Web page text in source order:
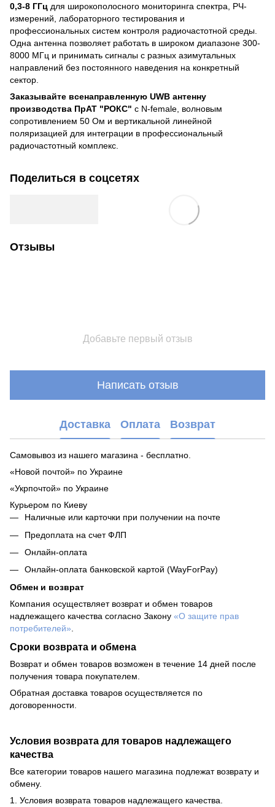
0,3-8 ГГц для широкополосного мониторинга спектра, РЧ-
измерений, лабораторного тестирования и
профессиональных систем контроля радиочастотной среды.
Одна антенна позволяет работать в широком диапазоне 300-
8000 МГц и принимать сигналы с разных азимутальных
направлений без постоянного наведения на конкретный
сектор.
Заказывайте всенаправленную UWB антенну
производства ПрАТ "РОКС" с N-female, волновым
сопротивлением 50 Ом и вертикальной линейной
поляризацией для интеграции в профессиональный
радиочастотный комплекс.
Поделиться в соцсетях
Отзывы
Добавьте первый отзыв
Написать отзыв
Доставка Оплата Возврат
Самовывоз из нашего магазина - бесплатно.
«Новой почтой» по Украине
«Укрпочтой» по Украине
Курьером по Киеву
Наличные или карточки при получении на почте
Предоплата на счет ФЛП
Онлайн-оплата
Онлайн-оплата банковской картой (WayForPay)
Обмен и возврат
Компания осуществляет возврат и обмен товаров
надлежащего качества согласно Закону «О защите прав
потребителей»
Сроки возврата и обмена
Возврат и обмен товаров возможен в течение 14 дней после
получения товара покупателем.
Обратная доставка товаров осуществляется по
договоренности.
Условия возврата для товаров надлежащего
качества
Все категории товаров нашего магазина подлежат возврату и
обмену.
1. Условия возврата товаров надлежащего качества.